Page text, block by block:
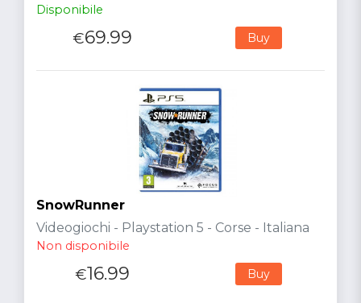
Disponibile
€69.99 Buy
SnowRunner
Videogiochi - Playstation 5 - Corse - Italiana
Non disponibile
€16.99 Buy